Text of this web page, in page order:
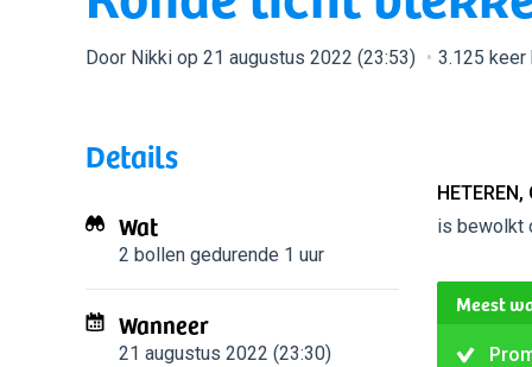
Door Nikki op 21 augustus 2022 (23:53) 3.125 keer
Details
Wat
2 bollen gedurende 1 uur
Wanneer
21 augustus 2022 (23:30)
HETEREN,
is bewolkt
Meest